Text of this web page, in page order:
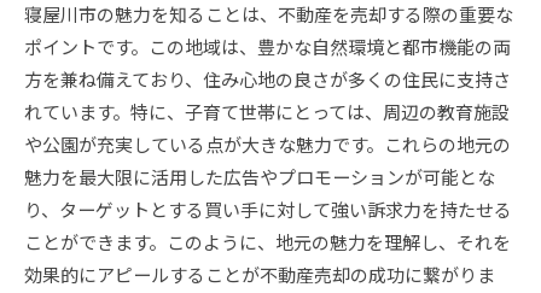
寝屋川市不動産の魅力を活かす売却術
地域の魅力を最大限に伝えるマーケティング手
法
寝屋川市の特色を活かした効果的な広告戦略
不動産の強みを引き立てるためのプレゼンテー
ション
地域に根付いた生活環境をアピールする方法
購入者に響く物件の魅力的な紹介ポイント
寝屋川市の魅力を知ることは、不動産を売却する際の重要な
ポイントです。この地域は、豊かな自然環境と都市機能の両
方を兼ね備えており、住み心地の良さが多くの住民に支持さ
れています。特に、子育て世帯にとっては、周辺の教育施設
や公園が充実している点が大きな魅力です。これらの地元の
魅力を最大限に活用した広告やプロモーションが可能とな
り、ターゲットとする買い手に対して強い訴求力を持たせる
ことができます。このように、地元の魅力を理解し、それを
効果的にアピールすることが不動産売却の成功に繋がりま